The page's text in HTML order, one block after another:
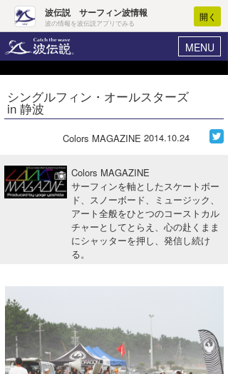
波伝説 サーフィン波情報
波の情報を波伝説アプリでみる
開く
MENU
ヘルプ マイホーム
ログイン
新規会員登録
波情報･概況
WAVE HUNTER波予想ツール
会員メニュー
今月のプレゼント
シングルフィン・オールスターズ
in 静波
Colors MAGAZINE 2014.10.24
Colors MAGAZINE
サーフィンを軸としたスケートボー
ド、スノーボード、ミュージック、
アート全般をひとつのコーストカル
チャーとしてとらえ、心の赴くまま
にシャッターを押し、発信し続け
る。
Core Surf Japan
アート＆エンタメ
湘南
千葉北
お知らせ
その他